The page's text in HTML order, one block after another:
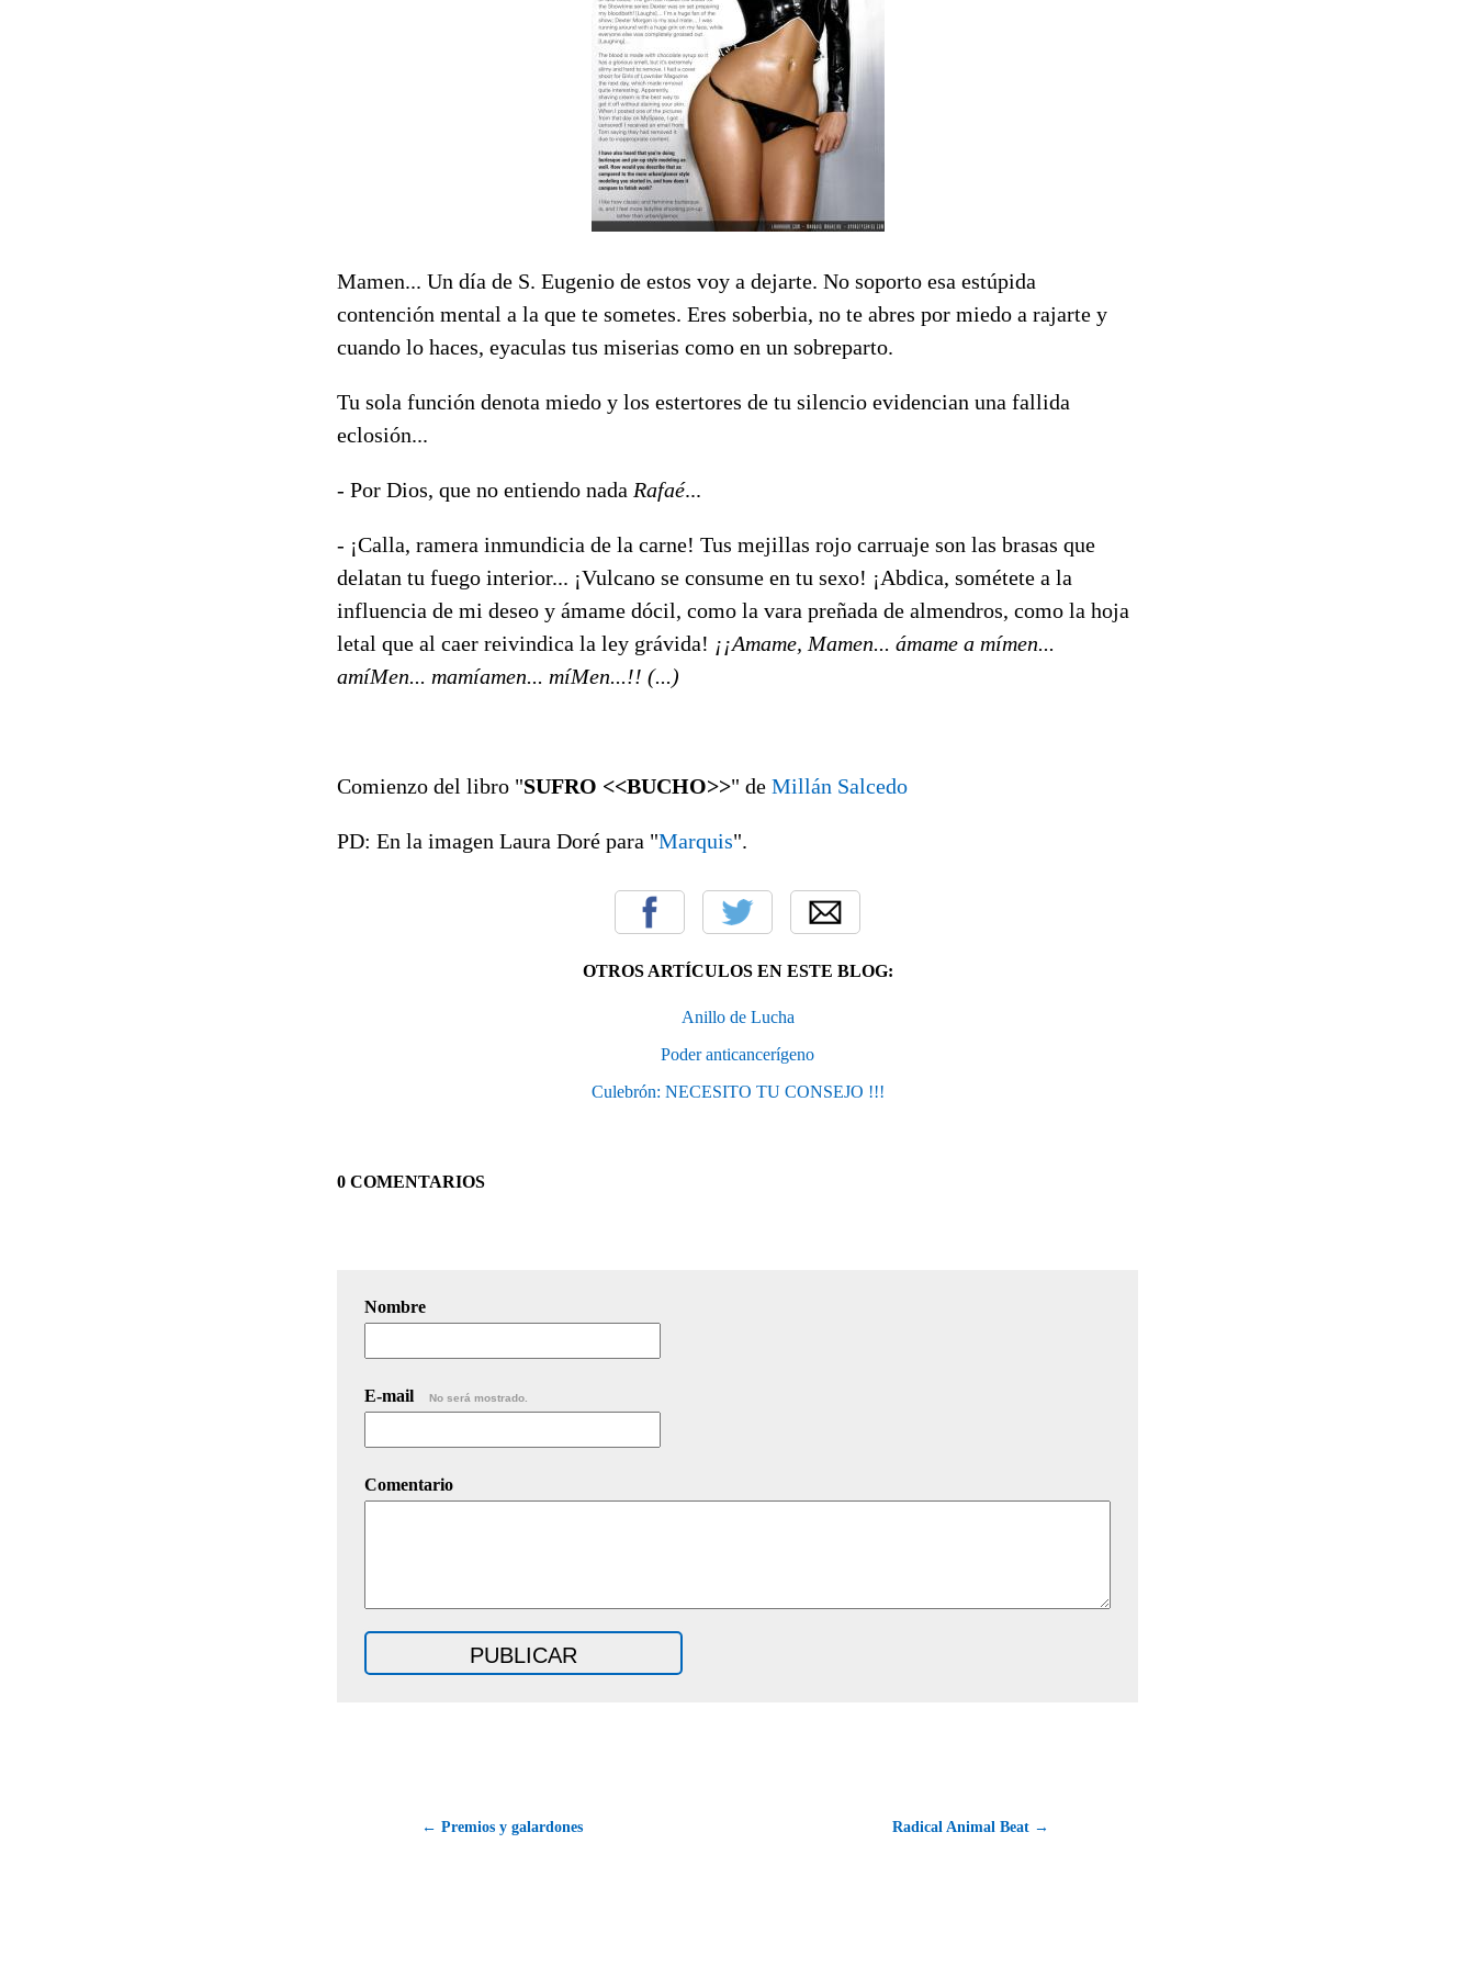
Mamen... Un día de S. Eugenio de estos voy a dejarte. No soporto esa estúpida
contención mental a la que te sometes. Eres soberbia, no te abres por miedo a rajarte y
cuando lo haces, eyaculas tus miserias como en un sobreparto.
Tu sola función denota miedo y los estertores de tu silencio evidencian una fallida
eclosión...
- Por Dios, que no entiendo nada Rafaé...
- ¡Calla, ramera inmundicia de la carne! Tus mejillas rojo carruaje son las brasas que
delatan tu fuego interior... ¡Vulcano se consume en tu sexo! ¡Abdica, sométete a la
influencia de mi deseo y ámame dócil, como la vara preñada de almendros, como la hoja
letal que al caer reivindica la ley grávida! ¡¡Amame, Mamen... ámame a mímen...
amíMen... mamíamen... míMen...!! (...)
Comienzo del libro "SUFRO <<BUCHO>>" de Millán Salcedo
PD: En la imagen Laura Doré para "Marquis".
OTROS ARTÍCULOS EN ESTE BLOG:
Anillo de Lucha
Poder anticancerígeno
Culebrón: NECESITO TU CONSEJO !!!
0 COMENTARIOS
Nombre
E-mail No será mostrado.
Comentario
← Premios y galardones Radical Animal Beat →